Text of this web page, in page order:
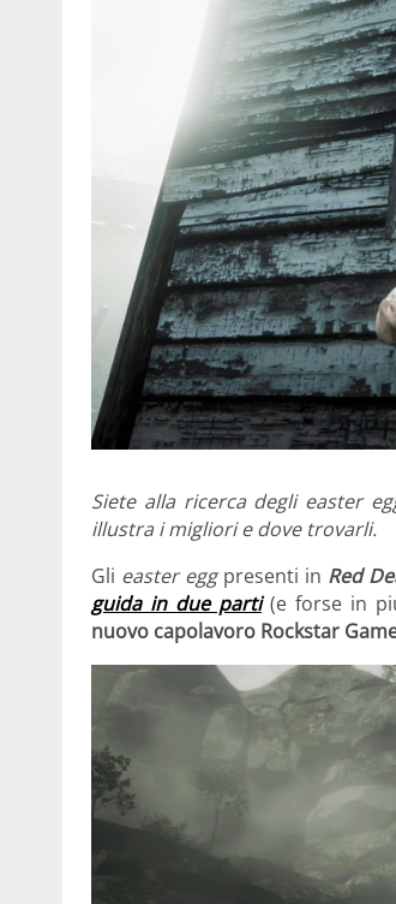
Siete alla ricerca degli easter
illustra i migliori e dove trovarli.
Gli easter eggpresenti in Red
guida in due parti(e forse in
nuovo capolavoro Rockstar